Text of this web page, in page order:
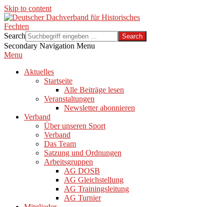
Skip to content
Search
Secondary Navigation Menu
Menu
Aktuelles
Startseite
Alle Beiträge lesen
Veranstaltungen
Newsletter abonnieren
Verband
Über unseren Sport
Verband
Das Team
Satzung und Ordnungen
Arbeitsgruppen
AG DOSB
AG Gleichstellung
AG Trainingsleitung
AG Turnier